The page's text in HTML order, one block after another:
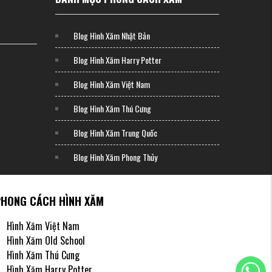
tạo
sĩ
Blog Hình Xăm Nhật Bản
Blog Hình Xăm Harry Potter
Blog Hình Xăm Việt Nam
Blog Hình Xăm Thú Cưng
Blog Hình Xăm Trung Quốc
Blog Hình Xăm Phong Thủy
CÁCH HÌNH XĂM
Hình Xăm Việt Nam
Hình Xăm Old School
Hình Xăm Thú Cưng